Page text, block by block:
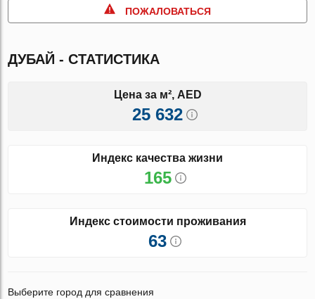
ПОЖАЛОВАТЬСЯ
ДУБАЙ - СТАТИСТИКА
Цена за м², AED
25 632
Индекс качества жизни
165
Индекс стоимости проживания
63
Выберите город для сравнения